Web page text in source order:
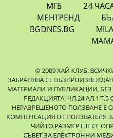
МГБ 24
МЕНТРЕНД
BGDNES.BG
© 2009 ХАЙ КЛУБ.
ЗАБРАНЯВА СЕ
МАТЕРИАЛИ И ПУБЛИКАЦИИ,
РЕДАКЦИЯТА; ЧЛ.24 АЛ.1
НЕРАЗРЕШЕНОТО ПОЛЗВАНЕ Е
КОМПЕНСАЦИЯ ОТ ПОЛЗВАТЕЛЯ
ЧИЙТО РАЗМЕР ЩЕ СЕ
СЪВЕТ ЗА ЕЛЕКТРОННИ